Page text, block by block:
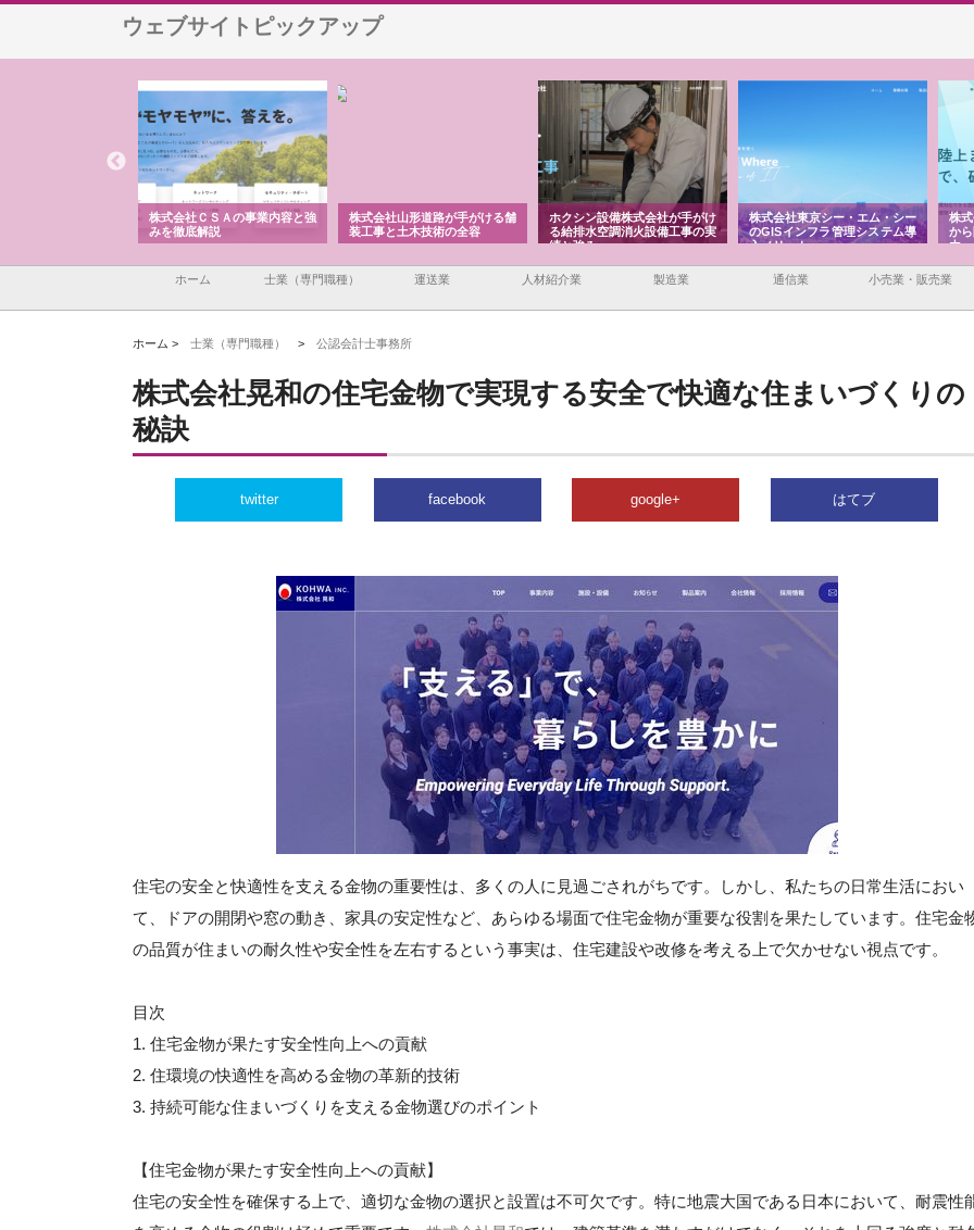
ウェブサイトピックアップ
株式会社ＣＳＡの事業内容と強
みを徹底解説
株式会社山形道路が手がける舗
装工事と土木技術の全容
ホクシン設備株式会社が手がけ
る給排水空調消火設備工事の実
績と強み
株式会社東京シー・エム・シー
のGISインフラ管理システム導
入メリット
株
か
由
ホーム 士業（専門職種） 運送業 人材紹介業 製造業 通信業 小売業・販売業
ホーム > 士業（専門職種） > 公認会計士事務所
株式会社晃和の住宅金物で実現する安全で快適な住まいづくりの
秘訣
twitter facebook google+ はてブ
住宅の安全と快適性を支える金物の重要性は、多くの人に見過ごされがちです。しかし、私たちの日常生活におい
て、ドアの開閉や窓の動き、家具の安定性など、あらゆる場面で住宅金物が重要な役割を果たしています。住宅金
の品質が住まいの耐久性や安全性を左右するという事実は、住宅建設や改修を考える上で欠かせない視点です。
目次
1. 住宅金物が果たす安全性向上への貢献
2. 住環境の快適性を高める金物の革新的技術
3. 持続可能な住まいづくりを支える金物選びのポイント
【住宅金物が果たす安全性向上への貢献】
住宅の安全性を確保する上で、適切な金物の選択と設置は不可欠です。特に地震大国である日本において、耐震性